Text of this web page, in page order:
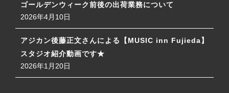
ゴールデンウィーク前後の出荷業務について
2026年4月10日
アジカン後藤正文さんによる【MUSIC inn Fujieda】
スタジオ紹介動画です★
2026年1月20日